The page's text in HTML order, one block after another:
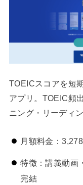
TOEICスコアを短
アプリ。TOEIC頻
ニング・リーディ
月額料金：
特徴：講義動画
完結